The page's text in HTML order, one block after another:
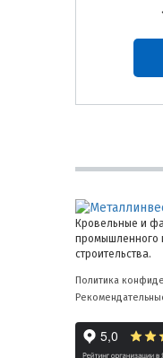
Кровельные и
промышленного
строительства.
Политика